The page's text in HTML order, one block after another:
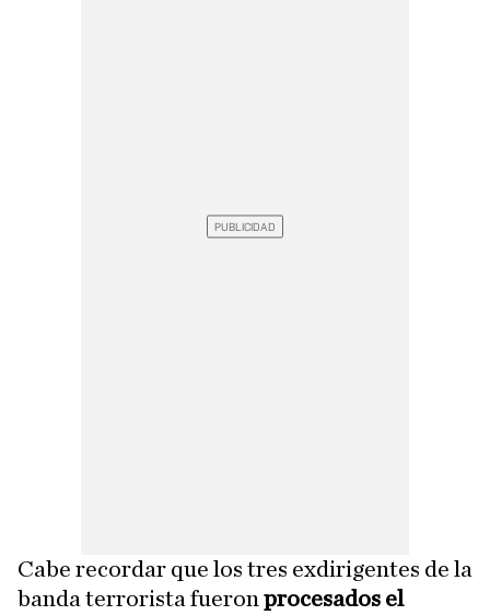
Cabe recordar que los tres exdirigentes de la
banda terrorista fueron procesados el